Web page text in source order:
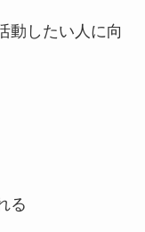
動したい人に向
る